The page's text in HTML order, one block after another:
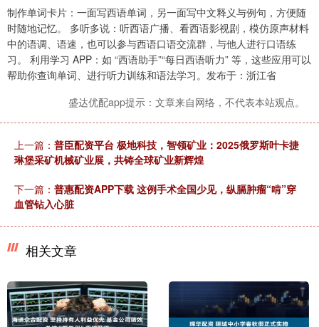
制作单词卡片：一面写西语单词，另一面写中文释义与例句，方便随
时随地记忆。 多听多说：听西语广播、看西语影视剧，模仿原声材料
中的语调、语速，也可以参与西语口语交流群，与他人进行口语练
习。 利用学习 APP：如 “西语助手”“每日西语听力” 等，这些应用可以
帮助你查询单词、进行听力训练和语法学习。发布于：浙江省
盛达优配app提示：文章来自网络，不代表本站观点。
上一篇： 普臣配资平台 极地科技，智领矿业：2025俄罗斯叶卡捷
琳堡采矿机械矿业展，共铸全球矿业新辉煌
下一篇： 普惠配资APP下载 这例手术全国少见，纵膈肿瘤“啃”穿
血管钻入心脏
相关文章